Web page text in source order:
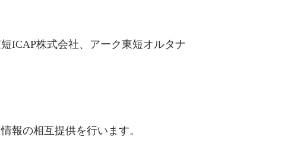
ICAP株式会社、アーク東短オルタナ
報の相互提供を行います。